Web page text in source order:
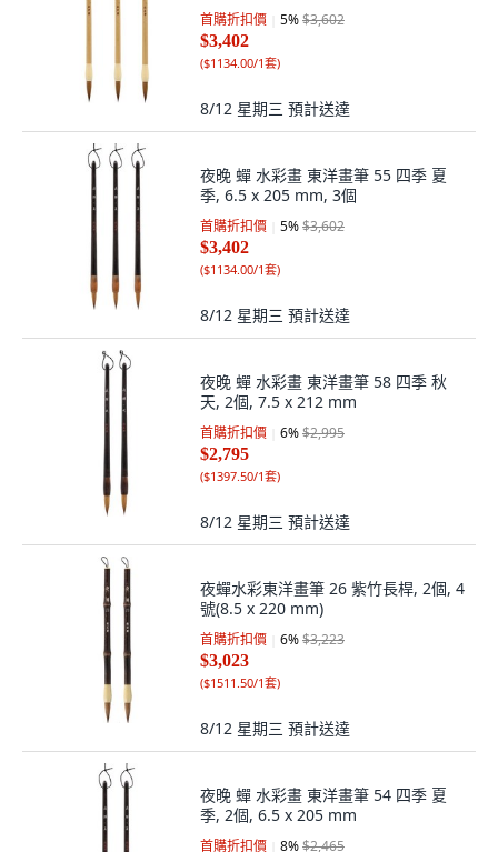
首購折扣價 5%$3,602
$3,402
($1134.00/1套)
8/12 星期三 預計送達
夜晚 蟬 水彩畫 東洋畫筆 55 四季 夏
季, 6.5 x 205 mm, 3個
首購折扣價 5%$3,602
$3,402
($1134.00/1套)
8/12 星期三 預計送達
夜晚 蟬 水彩畫 東洋畫筆 58 四季 秋
天, 2個, 7.5 x 212 mm
首購折扣價 6%$2,995
$2,795
($1397.50/1套)
8/12 星期三 預計送達
夜蟬水彩東洋畫筆 26 紫竹長桿, 2個, 4
號(8.5 x 220 mm)
首購折扣價 6%$3,223
$3,023
($1511.50/1套)
8/12 星期三 預計送達
夜晚 蟬 水彩畫 東洋畫筆 54 四季 夏
季, 2個, 6.5 x 205 mm
首購折扣價 8%$2,465